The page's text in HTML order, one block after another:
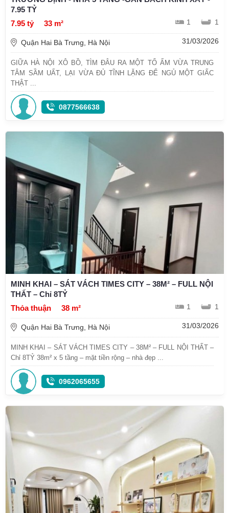
7.95 TỶ
7.95 tỷ
33 m² 1 1
Quận Hai Bà Trưng, Hà Nội 31/03/2026
GIỮA HÀ NỘI XÔ BỒ, TÌM ĐÂU RA MỘT TỔ ẤM VỪA TRUNG
TÂM SẦM UẤT, LẠI VỪA ĐỦ TĨNH LẶNG ĐỂ NGỦ MỘT GIẤC
THẬT ...
0877566638
MINH KHAI – SÁT VÁCH TIMES CITY – 38M² – FULL NỘI
THẤT – Chỉ 8TỶ
Thỏa thuận
38 m² 1 1
Quận Hai Bà Trưng, Hà Nội 31/03/2026
MINH KHAI – SÁT VÁCH TIMES CITY – 38M² – FULL NỘI THẤT –
Chỉ 8TỶ 38m² x 5 tầng – mặt tiền rộng – nhà đẹp ...
0962065655